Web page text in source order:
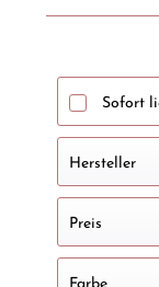
Sofort
Hersteller
Preis